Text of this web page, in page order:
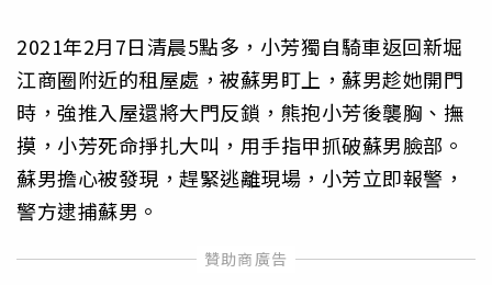
2021年2月7日清晨5點多，小芳獨自騎車返回新堀
江商圈附近的租屋處，被蘇男盯上，蘇男趁她開門
時，強推入屋還將大門反鎖，熊抱小芳後襲胸、撫
摸，小芳死命掙扎大叫，用手指甲抓破蘇男臉部。
蘇男擔心被發現，趕緊逃離現場，小芳立即報警，
警方逮捕蘇男。